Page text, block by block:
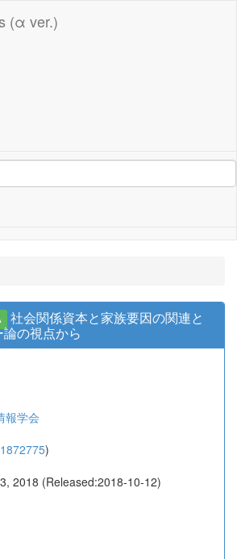
(α ver.)
社会関係資本と家族要因の関連と
の視点から
報学会
)
2018 (Released:2018-10-12)